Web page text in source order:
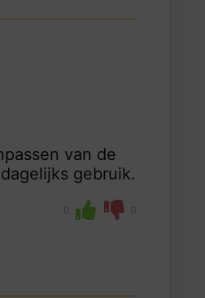
van de
gebruik.
0 0